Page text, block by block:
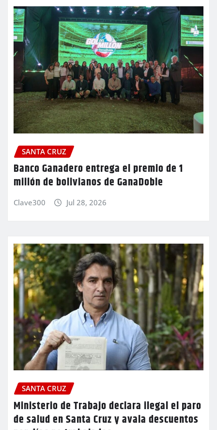
SANTA CRUZ
Banco Ganadero entrega el premio de 1
millón de bolivianos de GanaDoble
Clave300 Jul 28, 2026
SANTA CRUZ
Ministerio de Trabajo declara ilegal el paro
de salud en Santa Cruz y avala descuentos